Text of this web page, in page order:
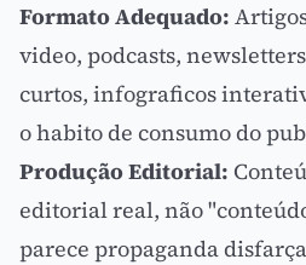
Formato Adequado:
video, podcasts,
curtos, infograficos
o habito de consumo do
Produção Editorial:
editorial real, não
parece propaganda